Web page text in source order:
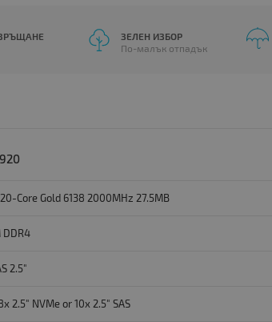
ЗЕЛЕН ИЗБОР
По-малък отпадък
Core Gold 6138 2000MHz 27.5MB
DDR4
2.5"
2.5" NVMe or 10x 2.5" SAS